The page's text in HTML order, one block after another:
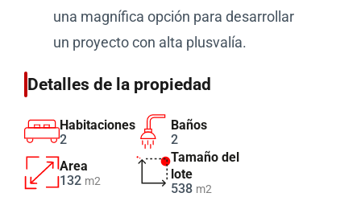
una magnífica opción para desarrollar
un proyecto con alta plusvalía.
Detalles de la propiedad
Habitaciones
2
Baños
2
Area
132 m2
Tamaño del
lote
538 m2